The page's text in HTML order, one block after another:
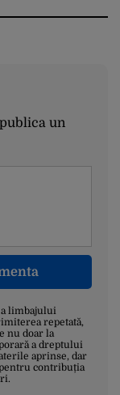
un
limbajului
repetată,
nu doar la
a dreptului
aprinse, dar
contribuția